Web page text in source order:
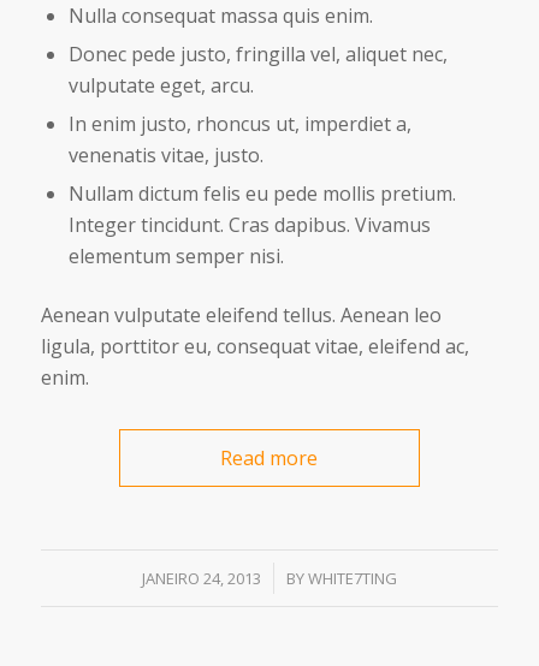
Nulla consequat massa quis enim.
Donec pede justo, fringilla vel, aliquet nec,
vulputate eget, arcu.
In enim justo, rhoncus ut, imperdiet a,
venenatis vitae, justo.
Nullam dictum felis eu pede mollis pretium.
Integer tincidunt. Cras dapibus. Vivamus
elementum semper nisi.
Aenean vulputate eleifend tellus. Aenean leo
ligula, porttitor eu, consequat vitae, eleifend ac,
enim.
Read more
JANEIRO 24, 2013
/ BYWHITE7TING